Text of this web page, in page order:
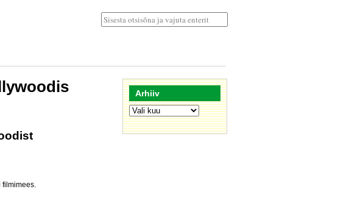
Arhiiv
Arhiiv